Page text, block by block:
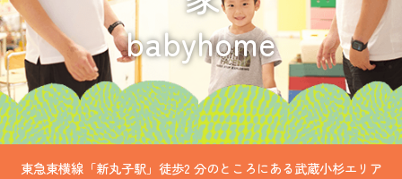
babyhome
東急東横線「新丸子駅」徒歩2 分のところにある武蔵小杉エリア